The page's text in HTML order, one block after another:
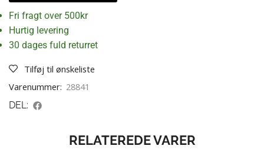
Fri fragt over 500kr
Hurtig levering
30 dages fuld returret
Tilføj til ønskeliste
Varenummer: 28841
DEL:
RELATEREDE VARER